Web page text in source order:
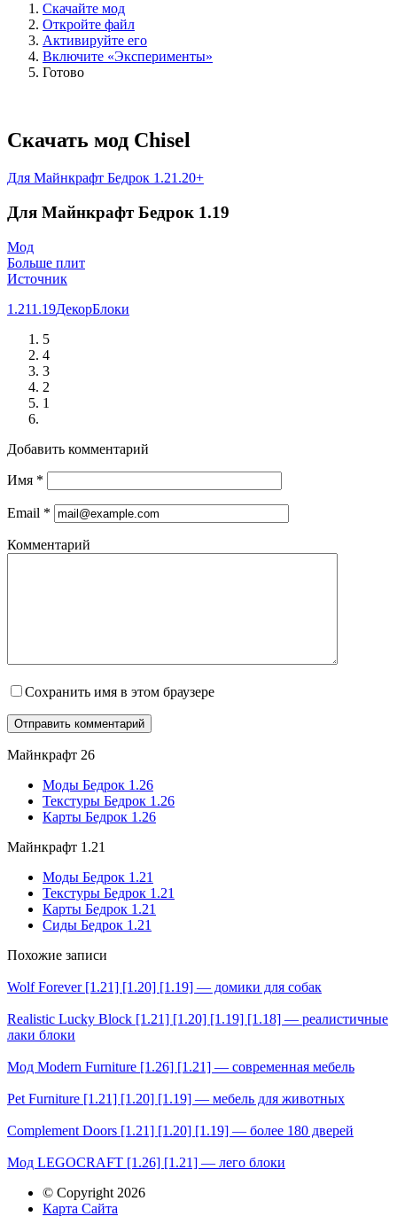
Скачайте мод
Откройте файл
Активируйте его
Включите «Эксперименты»
Готово
Скачать мод Chisel
Для Майнкрафт Бедрок 1.21.20+
Для Майнкрафт Бедрок 1.19
Мод
Больше плит
Источник
1.211.19ДекорБлоки
5
4
3
2
1
Добавить комментарий
Имя *
Email *
Комментарий
Сохранить имя в этом браузере
Майнкрафт 26
Моды Бедрок 1.26
Текстуры Бедрок 1.26
Карты Бедрок 1.26
Майнкрафт 1.21
Моды Бедрок 1.21
Текстуры Бедрок 1.21
Карты Бедрок 1.21
Сиды Бедрок 1.21
Похожие записи
Wolf Forever [1.21] [1.20] [1.19] — домики для собак
Realistic Lucky Block [1.21] [1.20] [1.19] [1.18] — реалистичные
лаки блоки
Мод Modern Furniture [1.26] [1.21] — современная мебель
Pet Furniture [1.21] [1.20] [1.19] — мебель для животных
Complement Doors [1.21] [1.20] [1.19] — более 180 дверей
Мод LEGOCRAFT [1.26] [1.21] — лего блоки
© Copyright 2026
Карта Сайта